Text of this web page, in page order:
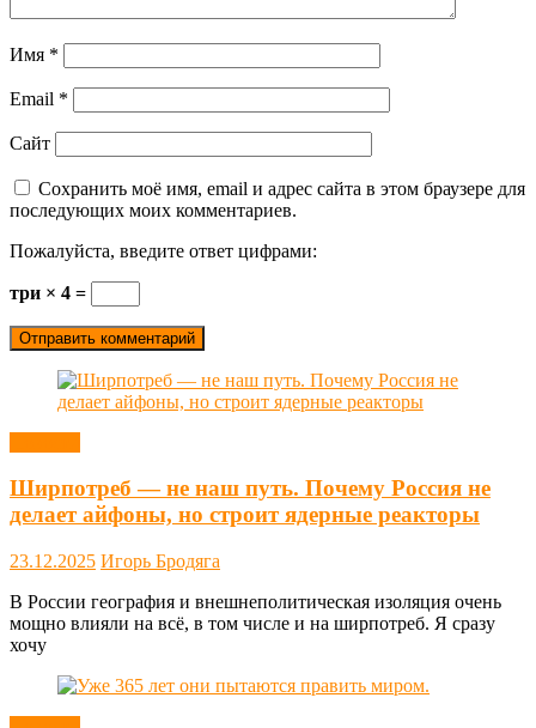
Имя *
Email *
Сайт
Сохранить моё имя, email и адрес сайта в этом браузере для
последующих моих комментариев.
Пожалуйста, введите ответ цифрами:
три × 4 =
Ширпотреб — не наш путь. Почему Россия не
делает айфоны, но строит ядерные реакторы
23.12.2025 Игорь Бродяга
В России география и внешнеполитическая изоляция очень
мощно влияли на всё, в том числе и на ширпотреб. Я сразу
хочу